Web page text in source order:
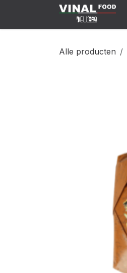
Overslaan naar inhoud
Alle producten